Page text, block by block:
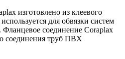
изготовлено из клеевого
для обвязки систем
Фланцевое соединение Coraplax
соединения труб ПВХ